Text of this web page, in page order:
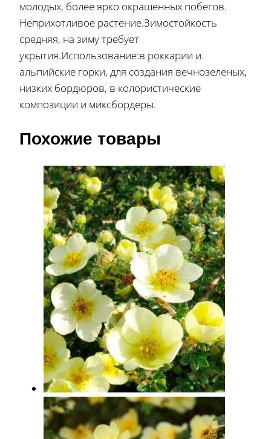
молодых, более ярко окрашенных побегов.
Неприхотливое растение.Зимостойкость
средняя, на зиму требует
укрытия.Использование:в роккарии и
альпийские горки, для создания вечнозеленых,
низких бордюров, в колористические
композиции и миксбордеры.
Похожие товары